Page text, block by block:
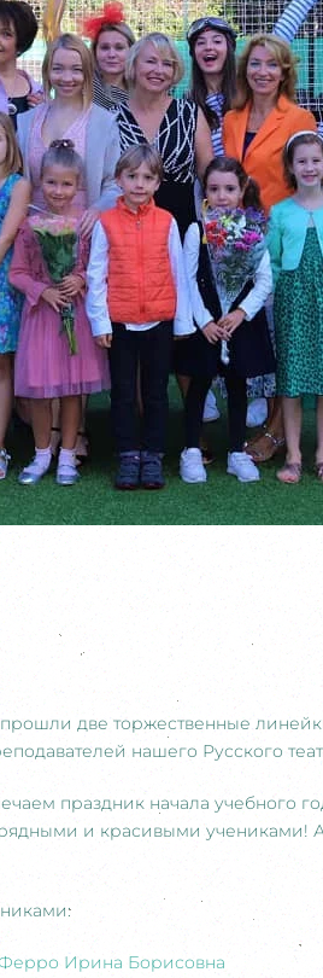
две торжественные
нашего Русского
праздник начала учебного
и красивыми учениками! А
Ирина Борисовна